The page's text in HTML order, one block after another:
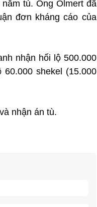
tù. Ông Olmert đã
đơn kháng cáo của
nhận hối lộ 500.000
shekel (15.000
nhận án tù.